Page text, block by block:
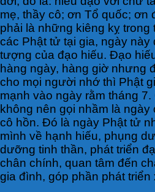
mẹ, thầy cô; ơn Tổ quốc; ơn
phải là những kiêng kỵ
các Phật tử tại gia, ngày
tượng của đạo hiếu. Đạo
hàng ngày, hàng giờ nhưng
cho mọi người nhớ thì Phật
mạnh vào ngày rằm tháng
không nên gọi nhầm là
cô hồn. Đó là ngày Phật tử
mình về hạnh hiếu, phụng
dưỡng tinh thần, phát triển
chân chính, quan tâm đến
gia đình, góp phần phát triển